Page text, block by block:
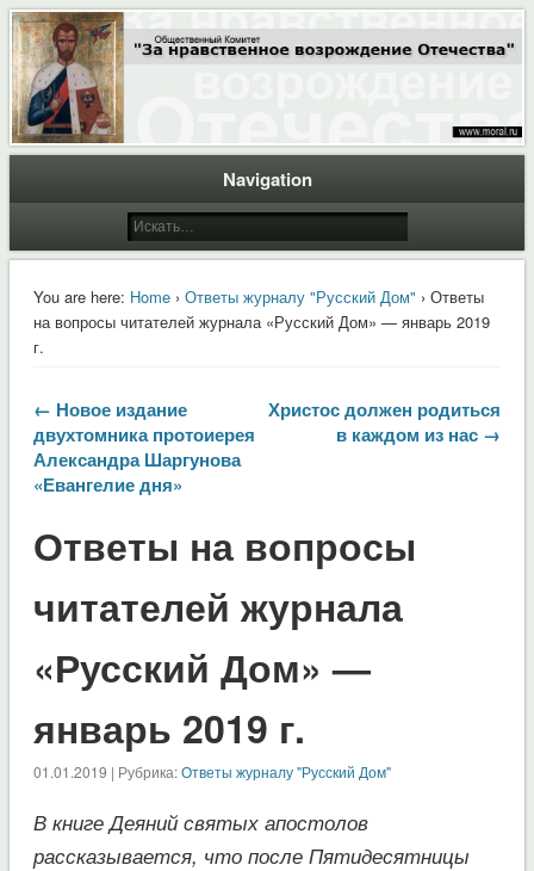
Moral.Ru
Общественный Комитет "За нравственное возрождение Отечества"
Navigation
You are here: Home› Ответы журналу "Русский Дом" › Ответы
на вопросы читателей журнала «Русский Дом» — январь 2019
г.
← Новое издание
двухтомника протоиерея
Александра Шаргунова
«Евангелие дня»
Христос должен родиться
в каждом из нас →
Ответы на вопросы
читателей журнала
«Русский Дом» —
январь 2019 г.
01.01.2019 | Рубрика:Ответы журналу "Русский Дом"
В книге Деяний святых апостолов
рассказывается, что после Пятидесятницы